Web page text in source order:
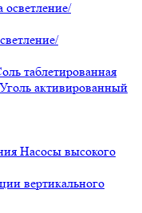
таблетированная
Уголь активированный
Насосы высокого